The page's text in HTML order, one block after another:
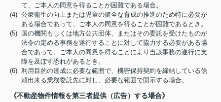
て、ご本人の同意を得ることが困難である場合。
(4) 公衆衛生の向上または児童の健全な育成の推進のため特に必要が
ある場合であって、ご本人の同意を得ることが困難であるとき。
(5) 国の機関もしくは地方公共団体、またはその委託を受けたものが
法令の定める事務を遂行することに対して協力する必要がある場
合であって、ご本人の同意を得ることにより当該事務の遂行に支
障を及ぼす恐れがあるとき。
(6) 利用目的の達成に必要な範囲で、機密保持契約を締結している信
頼出来る業務委託先に対し、必要な範囲で開示する場合。
《不動産物件情報を第三者提供（広告）する場合》